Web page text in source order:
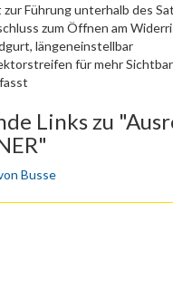
Führung unterhalb des
zum Öffnen am
längeneinstellbar
für mehr
Links zu
Busse